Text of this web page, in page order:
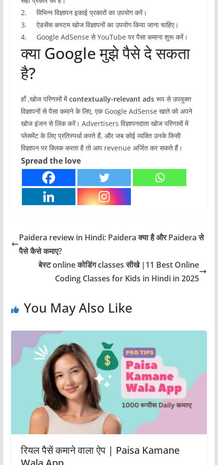
2. विभिन्न विज्ञापन इकाई प्रकारों का उपयोग करें।
3. ऐडसेंस कस्टम खोज विज्ञापनों का उपयोग किया जाना चाहिए।
4. Google AdSense से YouTube पर पैसा कमाना शुरू करें।
क्या Google मुझे पैसे दे सकता
है?
हाँ ,खोज परिणामों मेंcontextually-relevant adsरूप से उपयुक्त
विज्ञापनों से पैसा कमाने के लिए, एक Google AdSense खाते को अपने
खोज इंजन से लिंक करें। Advertisers विज्ञापनदाता खोज परिणामों में
प्लेसमेंट के लिए प्रतिस्पर्धा करते हैं, और जब कोई व्यक्ति उनके किसी
विज्ञापन पर क्लिक करता है तो आप revenue अर्जित कर सकते हैं।
Spread the love
Paidera review in Hindi: Paidera क्या है और Paidera से
पैसे कैसे कमाए?
बेस्ट online कोडिंग classes सीखे |11 Best Online
Coding Classes for Kids in Hindi in 2025
You May Also Like
रियल पैसें कमाने वाला ऐप | Paisa Kamane